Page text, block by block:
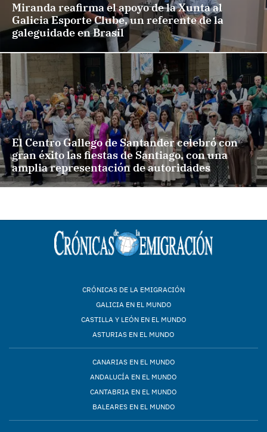
Miranda reafirma el apoyo de la Xunta al
Galicia Esporte Clube, un referente de la
galeguidade en Brasil
El Centro Gallego de Santander celebró con
gran éxito las fiestas de Santiago, con una
amplia representación de autoridades
CRÓNICAS DE LA EMIGRACIÓN
GALICIA EN EL MUNDO
CASTILLA Y LEÓN EN EL MUNDO
ASTURIAS EN EL MUNDO
CANARIAS EN EL MUNDO
ANDALUCÍA EN EL MUNDO
CANTABRIA EN EL MUNDO
BALEARES EN EL MUNDO